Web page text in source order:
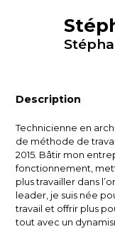
Description
Technicienne en
de méthode de
2015. Bâtir mon
fonctionnement,
plus travailler dans
leader, je suis née
travail et offrir plus
tout avec un